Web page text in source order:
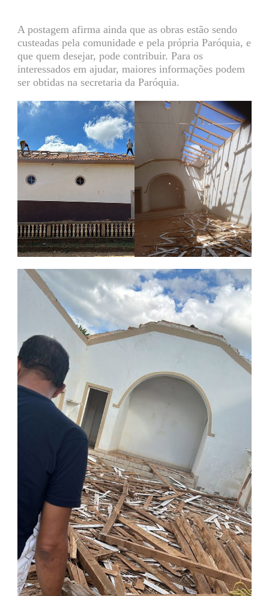
A postagem afirma ainda que as obras estão sendo
custeadas pela comunidade e pela própria Paróquia, e
que quem desejar, pode contribuir. Para os
interessados em ajudar, maiores informações podem
ser obtidas na secretaria da Paróquia.